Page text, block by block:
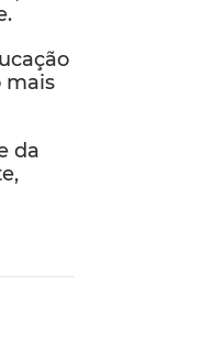
mais
da